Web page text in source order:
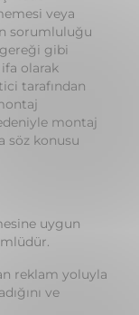
tarafından
montaj
söz konusu
uygun
reklam yoluyla
ve
düzeltilmiş
kararının bu